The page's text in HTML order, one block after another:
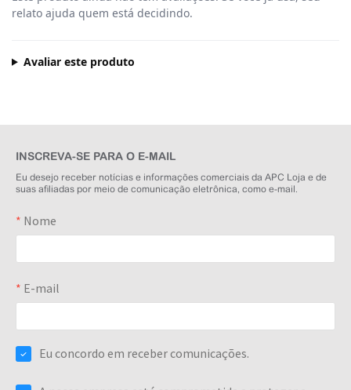
relato ajuda quem está decidindo.
Avaliar este produto
INSCREVA-SE PARA O E-MAIL
Eu desejo receber notícias e informações comerciais da APC Loja e de
suas afiliadas por meio de comunicação eletrônica, como e-mail.